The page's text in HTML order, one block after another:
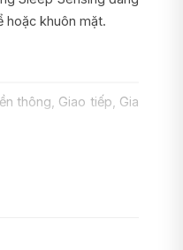
hoặc khuôn mặt.
thông, Giao tiếp, Gia